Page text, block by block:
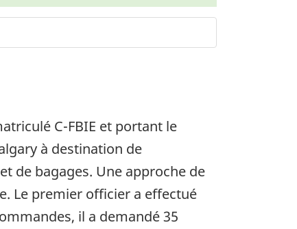
C-FBIE et portant le
à destination de
de bagages. Une approche de
Le premier officier a effectué
il a demandé 35